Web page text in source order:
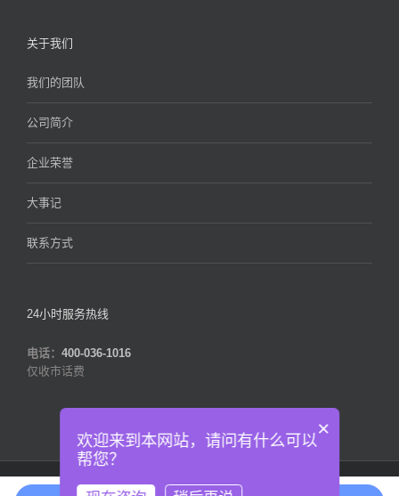
关于我们
我们的团队
公司简介
企业荣誉
大事记
联系方式
24小时服务热线
电话： 400-036-1016
仅收市话费
版权所有 © 2013-2026大连云动力科技有限公司 (DALIAN CLOUD
×
欢迎来到本网站，请问有什么可以
帮您？